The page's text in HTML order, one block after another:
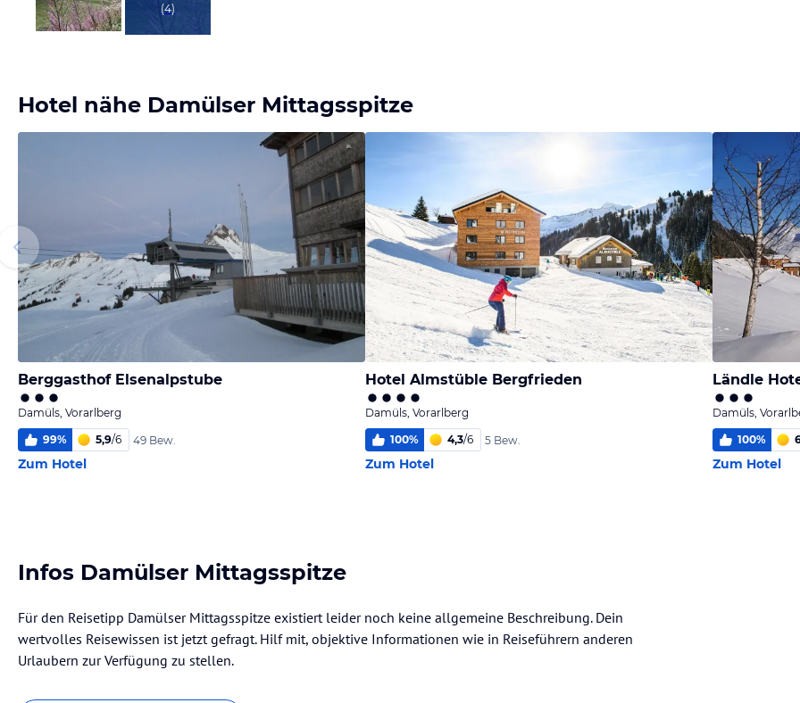
(4)
Hotel nähe Damülser Mittagsspitze
Berggasthof Elsenalpstube
Damüls, Vorarlberg
99% 5,9/6 49 Bew.
Zum Hotel
Hotel Almstüble Bergfrieden
Damüls, Vorarlberg
100% 4,3/6 5 Bew.
Zum Hotel
Ländle
Damüls,
100%
Zum Hotel
Infos Damülser Mittagsspitze
Für den Reisetipp Damülser Mittagsspitze existiert leider noch keine allgemeine Beschreibung. Dein
wertvolles Reisewissen ist jetzt gefragt. Hilf mit, objektive Informationen wie in Reiseführern anderen
Urlaubern zur Verfügung zu stellen.